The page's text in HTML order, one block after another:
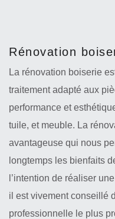
Rénovation
La rénovation boiserie
traitement adapté aux
performance et
tuile, et meuble. La
avantageuse qui nous
longtemps les bienfaits
l’intention de réaliser
il est vivement conseillé
professionnelle le plus